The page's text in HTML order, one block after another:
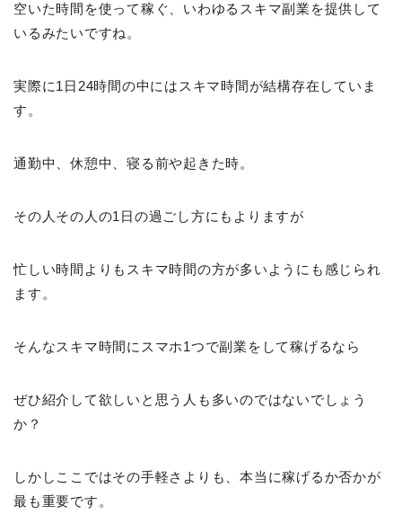
空いた時間を使って稼ぐ、いわゆるスキマ副業を提供して
いるみたいですね。
実際に1日24時間の中にはスキマ時間が結構存在していま
す。
通勤中、休憩中、寝る前や起きた時。
その人その人の1日の過ごし方にもよりますが
忙しい時間よりもスキマ時間の方が多いようにも感じられ
ます。
そんなスキマ時間にスマホ1つで副業をして稼げるなら
ぜひ紹介して欲しいと思う人も多いのではないでしょう
か？
しかしここではその手軽さよりも、本当に稼げるか否かが
最も重要です。